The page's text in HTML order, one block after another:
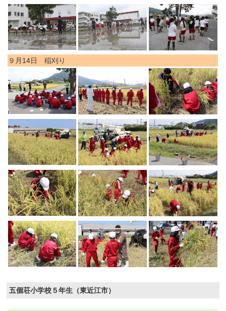
９月14日 稲刈り
五個荘小学校５年生（東近江市）